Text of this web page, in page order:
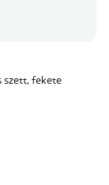
szett, fekete